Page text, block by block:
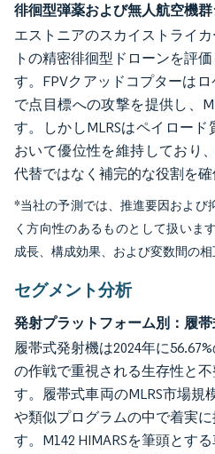
徘徊型弾薬および無人航空機
エストニアのスカイストライ
トの精密徘徊型ドローンを評
す。FPVクアッドコプターは
で点目標への攻撃を提供し、
す。しかしMLRSはペイロー
おいて優位性を維持しており
代替ではなく補完的な役割を確
*当社の予測では、推進要因および
く方向性のあるものとして扱いま
成長、構成効果、および変数間の相
セグメント分析
発射プラットフォーム別：履
履帯式発射機は2024年に
の作戦で重視される生存性と
す。履帯式車両のMLRS市場規
や類似プログラムの中で着実
す。M142 HIMARSを筆頭とす